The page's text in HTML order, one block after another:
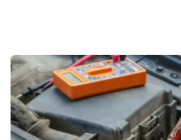
pomoże Ci sprawnie
niezależnie od
mechanice
rozładowanego